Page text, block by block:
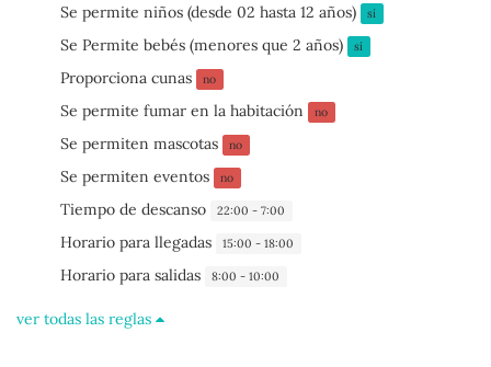
Se permite niños (desde 02 hasta 12 años) sí
Se Permite bebés (menores que 2 años) sí
Proporciona cunas no
Se permite fumar en la habitación no
Se permiten mascotas no
Se permiten eventos no
Tiempo de descanso 22:00 - 7:00
Horario para llegadas 15:00 - 18:00
Horario para salidas 8:00 - 10:00
ver todas las reglas